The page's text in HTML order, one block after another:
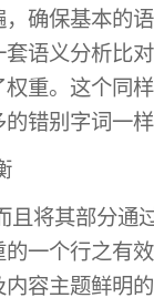
确保基本的
语义分析比
重。这个同
错别字词一
将其部分通
一个行之有
容主题鲜明